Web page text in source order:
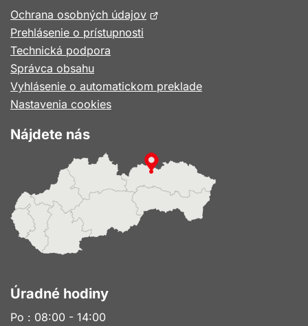
Ochrana osobných údajovOtvorí
okne
Prehlásenie o prístupnosti
Technická podpora
Správca obsahu
Vyhlásenie o automatickom preklade
Nastavenia cookies
Nájdete nás
Úradné hodiny
Po : 08:00 - 14:00